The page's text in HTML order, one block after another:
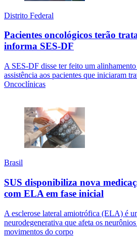
Distrito Federal
Pacientes oncológicos terão
informa SES-DF
A SES-DF disse ter feito um alinhamento
assistência aos pacientes que iniciaram
Oncoclínicas
Brasil
SUS disponibiliza nova
com ELA em fase inicial
A esclerose lateral amiotrófica (ELA) é
neurodegenerativa que afeta os
movimentos do corpo